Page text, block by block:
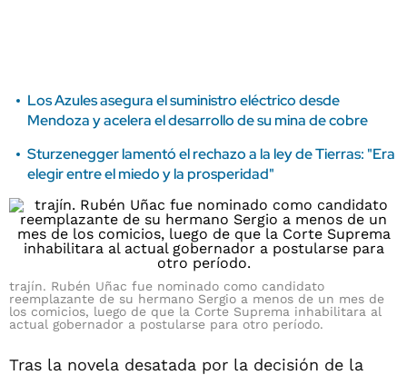
Los Azules asegura el suministro eléctrico desde
Mendoza y acelera el desarrollo de su mina de cobre
Sturzenegger lamentó el rechazo a la ley de Tierras: "Era
elegir entre el miedo y la prosperidad"
trajín. Rubén Uñac fue nominado como candidato
reemplazante de su hermano Sergio a menos de un mes de
los comicios, luego de que la Corte Suprema inhabilitara al
actual gobernador a postularse para otro período.
Tras la novela desatada por la decisión de la